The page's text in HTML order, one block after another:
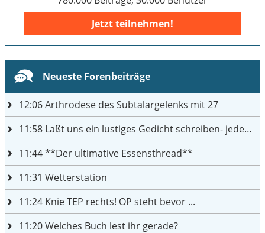
Jetzt teilnehmen!
Neueste Forenbeiträge
12:06Arthrodese des Subtalargelenks mit 27
11:58 Laßt uns ein lustiges Gedicht schreiben- jeder einen Satz
11:44**Der ultimative Essensthread**
11:31 Wetterstation
11:24 Knie TEP rechts! OP steht bevor ...
11:20Welches Buch lest ihr gerade?